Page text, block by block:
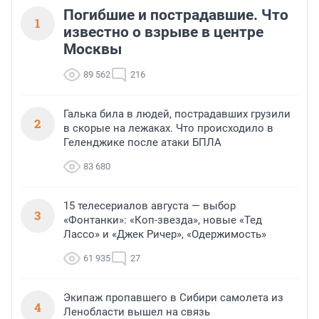
1
Погибшие и пострадавшие. Что
известно о взрыве в центре
Москвы
89 562 216
2
Галька била в людей, пострадавших грузили
в скорые на лежаках. Что происходило в
Геленджике после атаки БПЛА
83 680
3
15 телесериалов августа — выбор
«Фонтанки»: «Коп-звезда», новые «Тед
Лассо» и «Джек Ричер», «Одержимость»
61 935 27
4
Экипаж пропавшего в Сибири самолета из
Ленобласти вышел на связь